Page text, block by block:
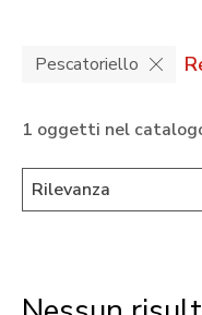
Pescatoriello
1 oggetti nel